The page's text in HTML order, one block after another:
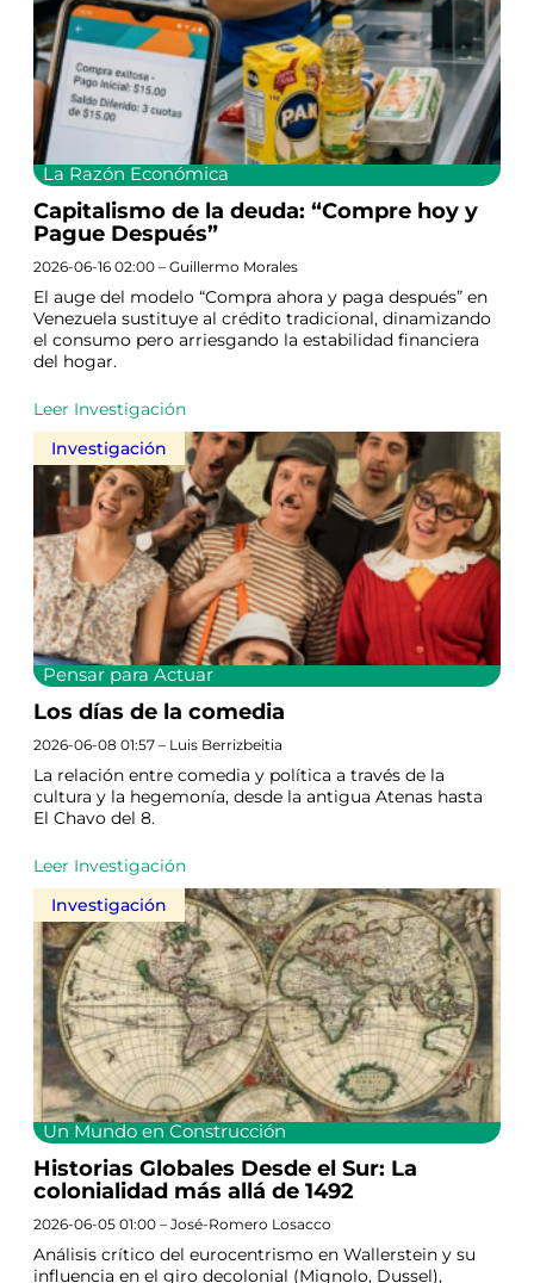
La Razón Económica
Capitalismo de la deuda: “Compre hoy y
Pague Después”
2026-06-16 02:00 – Guillermo Morales
El auge del modelo “Compra ahora y paga después” en
Venezuela sustituye al crédito tradicional, dinamizando
el consumo pero arriesgando la estabilidad financiera
del hogar.
Leer Investigación
Investigación
Pensar para Actuar
Los días de la comedia
2026-06-08 01:57 – Luis Berrizbeitia
La relación entre comedia y política a través de la
cultura y la hegemonía, desde la antigua Atenas hasta
El Chavo del 8.
Leer Investigación
Investigación
Un Mundo en Construcción
Historias Globales Desde el Sur: La
colonialidad más allá de 1492
2026-06-05 01:00 – José-Romero Losacco
Análisis crítico del eurocentrismo en Wallerstein y su
influencia en el giro decolonial (Mignolo, Dussel),